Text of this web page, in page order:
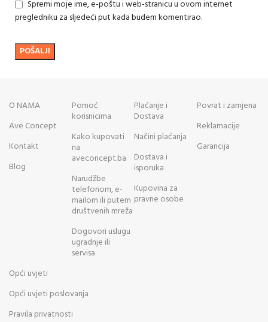
Spremi moje ime, e-poštu i web-stranicu u ovom internet
pregledniku za sljedeći put kada budem komentirao.
O NAMA
Ave Concept
Kontakt
Blog
Pomoć
korisnicima
Kako kupovati
na
aveconcept.ba
Narudžbe
telefonom, e-
mailom ili putem
društvenih mreža
Dogovori uslugu
ugradnje ili
servisa
Plaćanje i
Dostava
Načini plaćanja
Dostava i
isporuka
Kupovina za
pravne osobe
Povrat i zamjena
Reklamacije
Garancija
Opći uvjeti
Opći uvjeti poslovanja
Pravila privatnosti